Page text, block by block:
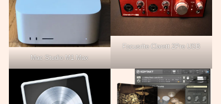
Mac Studio M1 Max
Focusrite Clarett 2Pre USB